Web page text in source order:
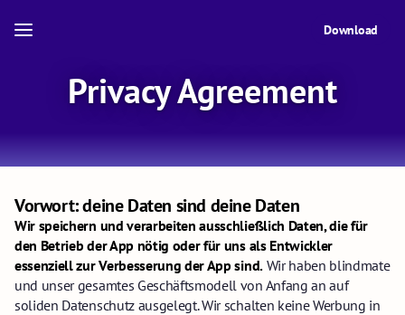
Download
Privacy Agreement
Vorwort: deine Daten sind deine Daten
Wir speichern und verarbeiten ausschließlich Daten, die für
den Betrieb der App nötig oder für uns als Entwickler
essenziell zur Verbesserung der App sind.Wir haben blindmate
und unser gesamtes Geschäftsmodell von Anfang an auf
soliden Datenschutz ausgelegt. Wir schalten keine Werbung in